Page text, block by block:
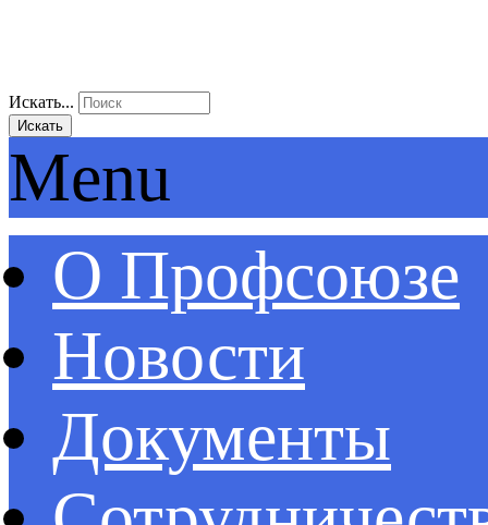
Искать...
Искать
Menu
О Профсоюзе
Новости
Документы